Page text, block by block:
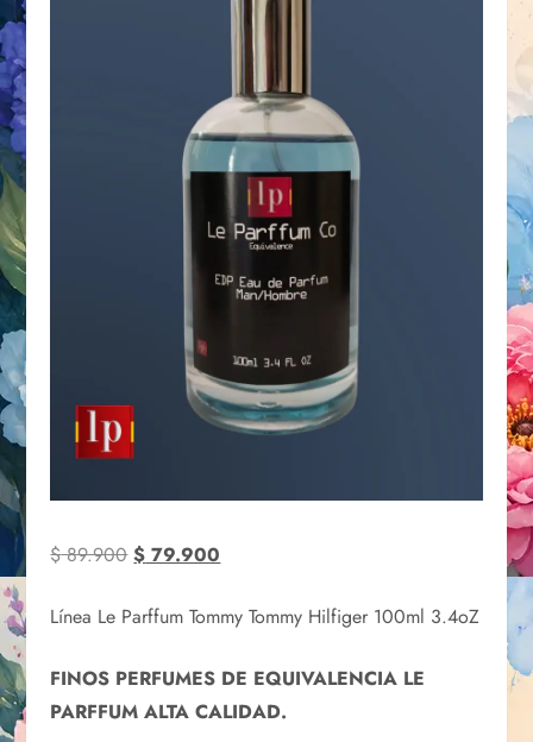
$89.900 $ 79.900
Línea Le Parffum Tommy Tommy Hilfiger 100ml 3.4oZ
FINOS PERFUMES DE EQUIVALENCIA LE
PARFFUM ALTA CALIDAD.